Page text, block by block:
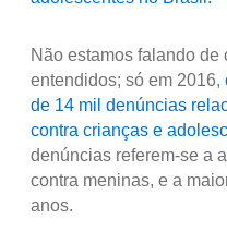
Não estamos falando
entendidos; só em 2016,
de 14 mil denúncias
contra crianças e
denúncias referem-se a
contra meninas, e a
anos.